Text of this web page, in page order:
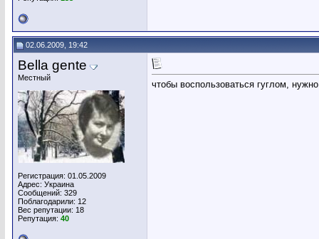
02.06.2009, 19:42
Bella gente
Местный
Регистрация: 01.05.2009
Адрес: Украина
Сообщений: 329
Поблагодарили: 12
Вес репутации: 18
Репутация: 40
чтобы воспользоваться гуглом,